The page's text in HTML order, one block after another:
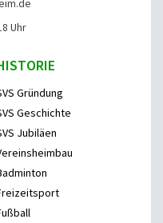
Uhr
Gründung
Geschichte
Jubiläen